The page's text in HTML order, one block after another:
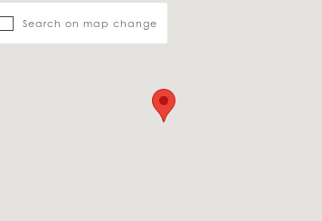
Search on map change